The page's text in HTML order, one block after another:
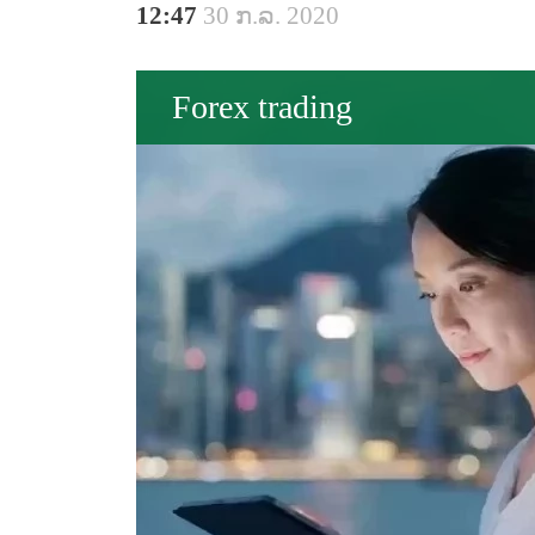
12:47 30 ກ.ລ. 2020
Forex trading